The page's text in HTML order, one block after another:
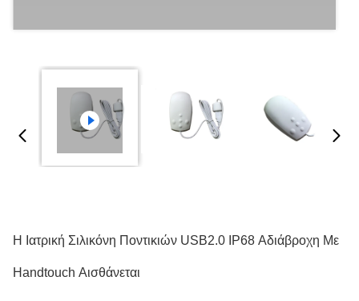
Η Ιατρική Σιλικόνη Ποντικιών USB2.0 IP68 Αδιάβροχη Με
Handtouch Αισθάνεται